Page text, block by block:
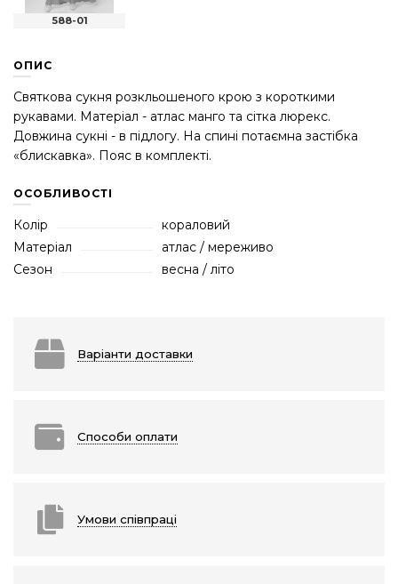
588-01
ОПИС
Святкова сукня розкльошеного крою з короткими
рукавами. Матеріал - атлас манго та сітка люрекс.
Довжина сукні - в підлогу. На спині потаємна застібка
«блискавка». Пояс в комплекті.
ОСОБЛИВОСТІ
Колір
кораловий
Матеріал
атлас / мереживо
Сезон
весна / літо
Варіанти доставки
Способи оплати
Умови співпраці